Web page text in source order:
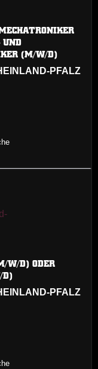
(M/W/D)
PFALZ
W/D) ODER
D)
PFALZ